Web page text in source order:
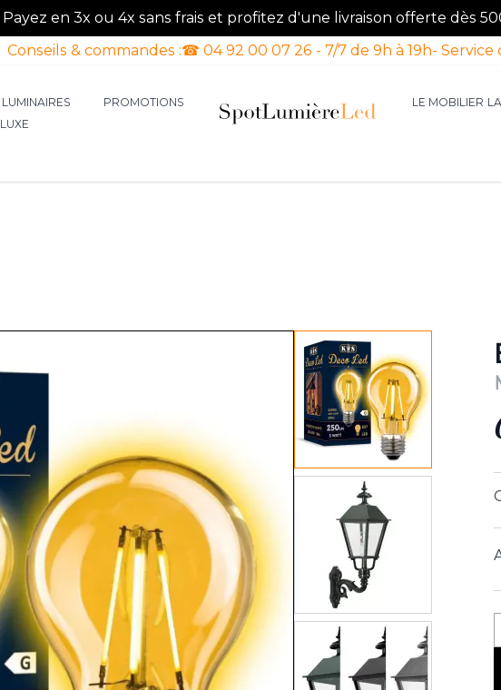
Payez en 3x ou 4x sans frais et profitez d'une livraison offerte dès
Conseils & commandes :☎ 04 92 00 07 26 - 7/7 de 9h à 19h-
LUMINAIRES
LUXE
PROMOTIONS LE MOBILIER
View larger image
View larger image
View larger image